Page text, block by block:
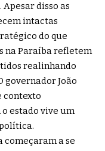
disso as
intactas
do que
na Paraíba refletem
realinhando
governador João
contexto
estado vive um
a se